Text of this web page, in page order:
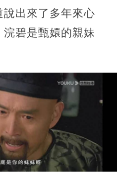
出來了多年來心
碧是甄嬛的親妹